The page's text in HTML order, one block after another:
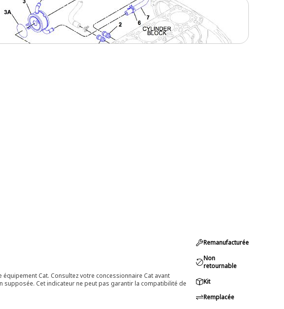
Cat. Consultez votre concessionnaire Cat avant
Cet indicateur ne peut pas garantir la compatibilité de
Remanufacturée
Non
retournable
Kit
Remplacée